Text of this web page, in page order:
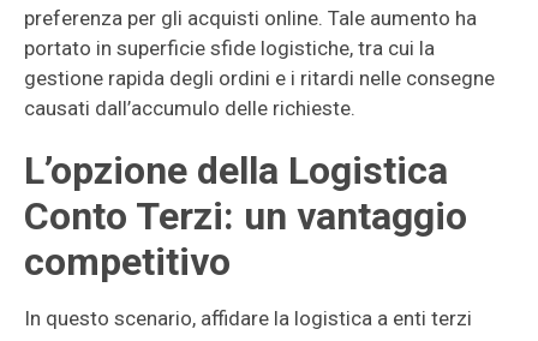
preferenza per gli acquisti online. Tale aumento ha
portato in superficie sfide logistiche, tra cui la
gestione rapida degli ordini e i ritardi nelle consegne
causati dall’accumulo delle richieste.
L’opzione della Logistica
Conto Terzi: un vantaggio
competitivo
In questo scenario, affidare la logistica a enti terzi